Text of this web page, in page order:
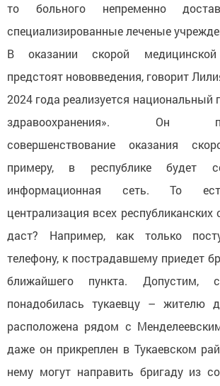
то больного непременно
специализированные леченые
В оказании скорой
предстоят нововведения, говорит
2024 года реализуется национальный
здравоохранения». Он
совершенствование оказания
примеру, в республике будет
информационная сеть. То
централизация всех
даст? Например, как только
телефону, к пострадавшему приедет
ближайшего пункта. Допустим,
понадобилась тукаевцу – жителю
расположена рядом с
даже он прикреплен в Тукаевском
нему могут направить бригаду из